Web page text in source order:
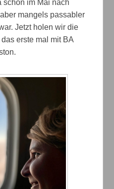
schon im Mai nach
mangels passabler
Jetzt holen wir die
erste mal mit BA